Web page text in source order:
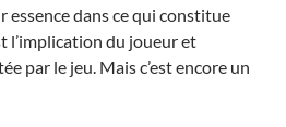
dans ce qui constitue
l’implication du joueur et
par le jeu. Mais c’est encore un